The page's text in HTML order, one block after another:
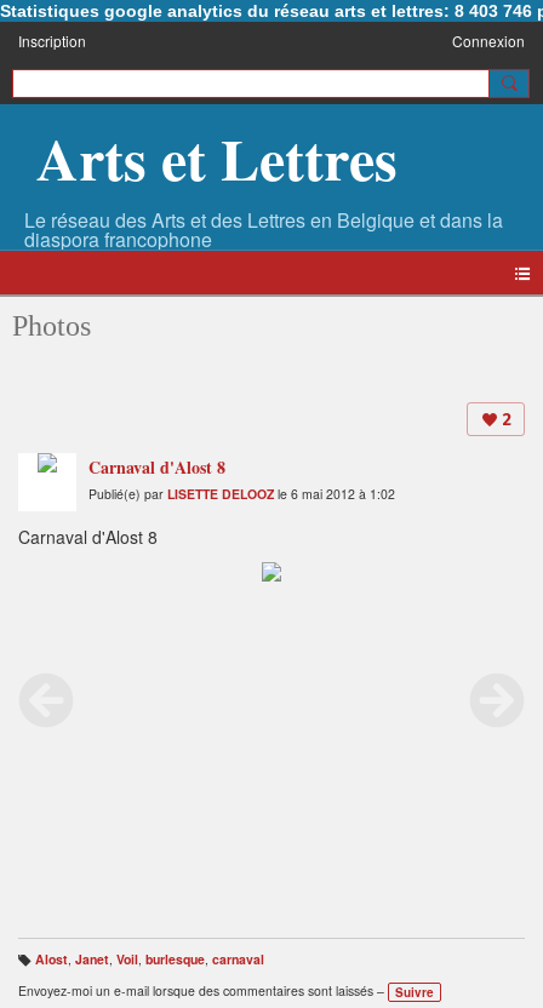
Statistiques google analytics du réseau arts et lettres: 8 403 746
Inscription Connexion
Arts et Lettres
Photos
2
Carnaval d'Alost 8
Publié(e) par LISETTE DELOOZ le 6 mai 2012 à 1:02
Carnaval d'Alost 8
B
ali
s
Alost, Janet, Voil, burlesque, carnaval
Envoyez-moi un e-mail lorsque des commentaires sont laissés –
Suivre